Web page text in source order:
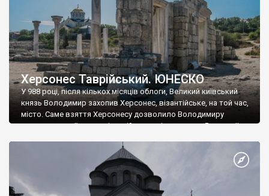
Херсонес Таврійський. ЮНЕСКО
У 988 році, після кількох місяців облоги, Великий київський
князь Володимир захопив Херсонес, візантійське, на той час,
місто. Саме взяття Херсонесу дозволило Володимиру
диктувати свої умови візантійському імператору Василю ІІ, та
Херсонесі Володимир-язичник, став Василем-християнином.
А потім було Хрещення Русі. На честь Херсонесу Таврійського